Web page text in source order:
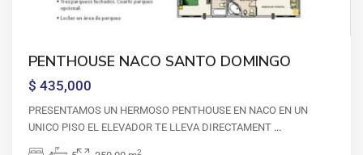
PENTHOUSE NACO SANTO DOMINGO
$ 435,000
PRESENTAMOS UN HERMOSO PENTHOUSE EN NACO EN UN
UNICO PISO EL ELEVADOR TE LLEVA DIRECTAMENT ...
2